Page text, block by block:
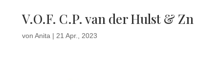
V.O.F. C.P. van der Hulst & Zn
von Anita| 21 Apr., 2023